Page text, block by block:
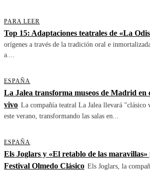
PARA LEER
Top 15: Adaptaciones teatrales de «La
orígenes a través de la tradición oral e
a....
ESPAÑA
La Jalea transforma museos de Madrid en
vivo La compañía teatral La Jalea llevará "clásico
este verano, transformando las salas en...
ESPAÑA
Els Joglars y «El retablo de las
Festival Olmedo Clásico Els Joglars, la